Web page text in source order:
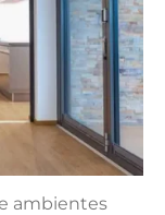
ambientes